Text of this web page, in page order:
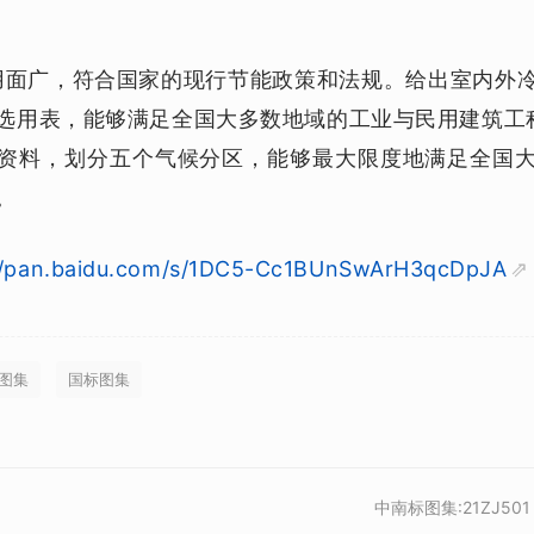
广，符合国家的现行节能政策和法规。给出室内外
用表，能够满足全国大多数地域的工业与民用建筑
料，划分五个气候分区，能够最大限度地满足全国
s/1DC5-Cc1BUnSwArH3qcDpJA
集 国标图集
中南标图集